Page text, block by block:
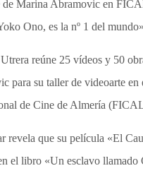
de Marina Abramovic en
Ono, es la nº 1 del mundo»
reúne 25 vídeos y 50
para su taller de videoarte en
de Cine de Almería
revela que su película «El
el libro «Un esclavo llamado